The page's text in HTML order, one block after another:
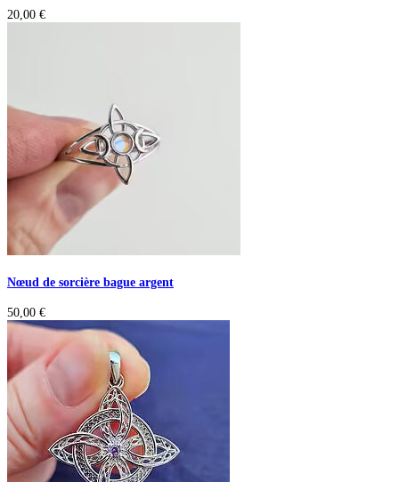
20,00 €
Nœud de sorcière bague argent
50,00 €